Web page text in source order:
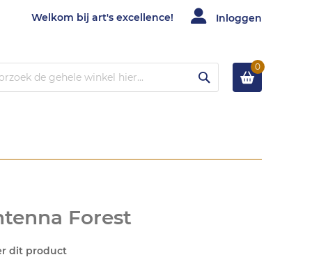
Welkom bij art's excellence! Inloggen
0
Forest
dit product